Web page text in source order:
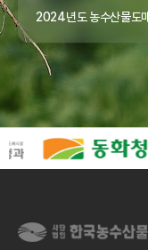
2024년도 농수산물도